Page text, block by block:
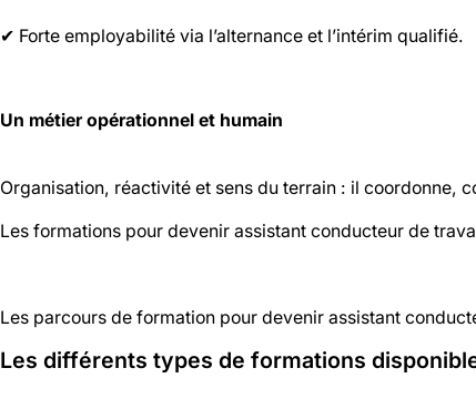
✔ Forte employabilité via l’alternance et l’intérim qualifié.
Un métier opérationnel et humain
Organisation, réactivité et sens du terrain : il coordonne,
Les formations pour devenir assistant conducteur de
Les parcours de formation pour devenir assistant
Les différents types de formations